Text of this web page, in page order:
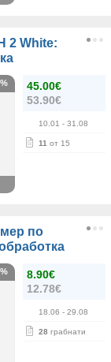
2 White:
45.00€
53.90€
10.01 - 31.08
11 от 15
по
8.90€
12.78€
18.06 - 29.08
28 грабнати